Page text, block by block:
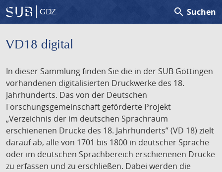
GDZ search Suchen
VD18 digital
In dieser Sammlung finden Sie die in der SUB Göttingen
vorhandenen digitalisierten Druckwerke des 18.
Jahrhunderts. Das von der Deutschen
Forschungsgemeinschaft geförderte Projekt
„Verzeichnis der im deutschen Sprachraum
erschienenen Drucke des 18. Jahrhunderts” (VD 18) zielt
darauf ab, alle von 1701 bis 1800 in deutscher Sprache
oder im deutschen Sprachbereich erschienenen Drucke
zu erfassen und zu erschließen. Dabei werden die